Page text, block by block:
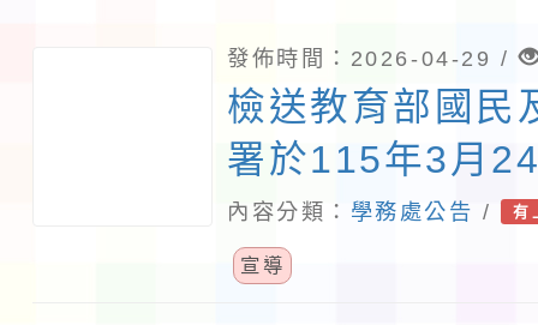
發佈時間：2026-04-29 /
檢送教育部國民
署於115年3月
「115年度直轄
政府校園性別事
內容分類： 學務處公告 / 有
宣導